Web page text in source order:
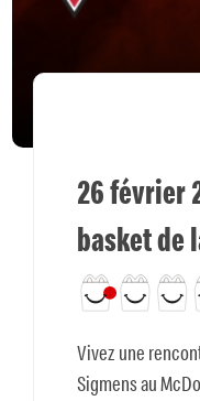
26 février
basket de
Vivez une
Sigmens au